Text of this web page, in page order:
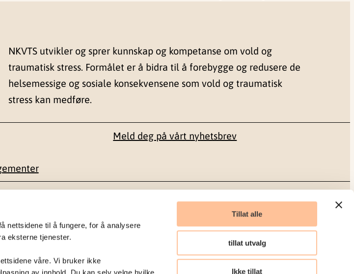
nettsidene til å fungere, for å analysere
eksterne tjenester.
våre. Vi bruker ikke
Tillat alle
tillat utvalg
Ikke tillat
NKVTS utvikler og sprer kunnskap og kompetanse om vold og
traumatisk stress. Formålet er å bidra til å forebygge og redusere de
helsemessige og sosiale konsekvensene som vold og traumatisk
stress kan medføre.
Meld deg på vårt nyhetsbrev
22 59 55 00
postmottak@nkvts.no
Sosiale medier
Facebook
LinkedIn